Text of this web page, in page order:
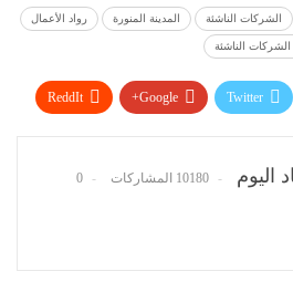
الشركات الناشئة المدينة المنورة رواد الأعمال
الناشئة
Twitter
Google+
ReddIt
اليوم 10180 المشاركات 0